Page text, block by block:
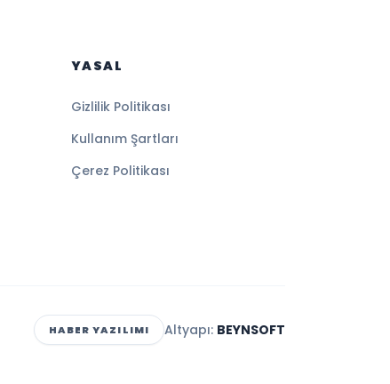
YASAL
Gizlilik Politikası
Kullanım Şartları
Çerez Politikası
HABER YAZILIMI Altyapı: BEYNSOFT